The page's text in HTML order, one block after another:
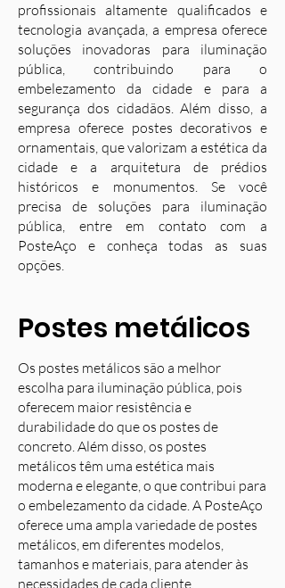
profissionais altamente qualificados e
tecnologia avançada, a empresa oferece
soluções inovadoras para iluminação
pública, contribuindo para o
embelezamento da cidade e para a
segurança dos cidadãos. Além disso, a
empresa oferece postes decorativos e
ornamentais, que valorizam a estética da
cidade e a arquitetura de prédios
históricos e monumentos. Se você
precisa de soluções para iluminação
pública, entre em contato com a
PosteAço e conheça todas as suas
opções.
Postes metálicos
Os postes metálicos são a melhor
escolha para iluminação pública, pois
oferecem maior resistência e
durabilidade do que os postes de
concreto. Além disso, os postes
metálicos têm uma estética mais
moderna e elegante, o que contribui para
o embelezamento da cidade. A PosteAço
oferece uma ampla variedade de postes
metálicos, em diferentes modelos,
tamanhos e materiais, para atender às
necessidades de cada cliente.